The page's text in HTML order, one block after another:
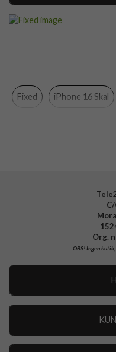
Färg
Fixed iPhone 16 Skal
Org.
OBS!Ingen